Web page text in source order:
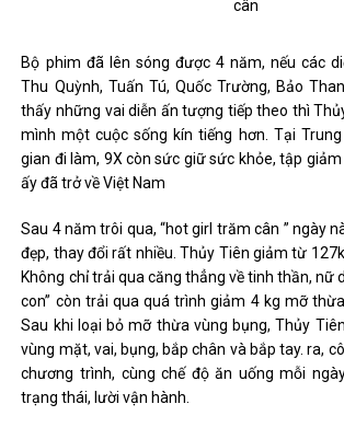
Bộ phim đã lên sóng được 4 năm, nếu các
Thu Quỳnh, Tuấn Tú, Quốc Trường, Bảo
thấy những vai diễn ấn tượng tiếp theo thì
mình một cuộc sống kín tiếng hơn. Tại
gian đi làm, 9X còn sức giữ sức khỏe, tập giảm
ấy đã trở về Việt Nam
Sau 4 năm trôi qua, “hot girl trăm cân ” ngày
đẹp, thay đổi rất nhiều. Thủy Tiên giảm từ
Không chỉ trải qua căng thẳng về tinh thần, nữ
con” còn trải qua quá trình giảm 4 kg mỡ
Sau khi loại bỏ mỡ thừa vùng bụng, Thủy
vùng mặt, vai, bụng, bắp chân và bắp tay. ra,
chương trình, cùng chế độ ăn uống mỗi
trạng thái, lười vận hành.